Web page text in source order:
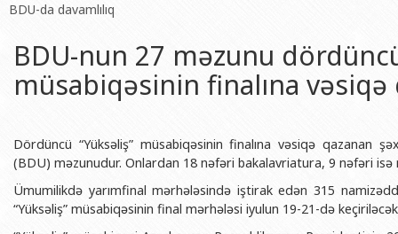
BDU-nun tarixi
BDU-nun Missiya və Strateji inkişaf planı
BDU-nun İnkişaf Proqramı (2014-2020)
BDU-nun üzv olduğu beynəlxalq təşkilatlar
BDU-nun qrant layihələri
Rektorlarımız
Prorektorlar
Elmi Şura
Həmkarlar İttifaqı Komitəsi
Tədris Metodiki Şura
Elmi fəaliyyətin təşkili və
Informasiya Texnologiyaları
Xarici tələbələrlə iş şöbəsi
İctimaiyyətlə əlaqələr və
Humanitar məsələlər və gənclər
Tətbiqi riyaziyyat
Fizika fakültəsi
Biologiya fakültəsi
Ekologiya və
Coğrafiya fakültəsi
Tətbiqi
BDU-da davamlılıq
BDU-nun 27 məzunu
müsabiqəsinin finalına vəsiqə
Dördüncü “Yüksəliş” müsabiqəsinin finalına vəsiqə qazanan
(BDU) məzunudur. Onlardan 18 nəfəri bakalavriatura, 9 nəfəri
Ümumilikdə yarımfinal mərhələsində iştirak edən 315
“Yüksəliş” müsabiqəsinin final mərhələsi iyulun 19-21-də